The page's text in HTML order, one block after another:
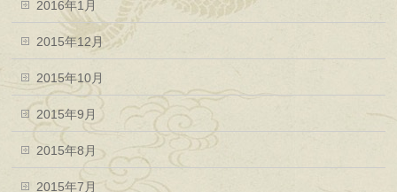
2016年1月
2015年12月
2015年10月
2015年9月
2015年8月
2015年7月